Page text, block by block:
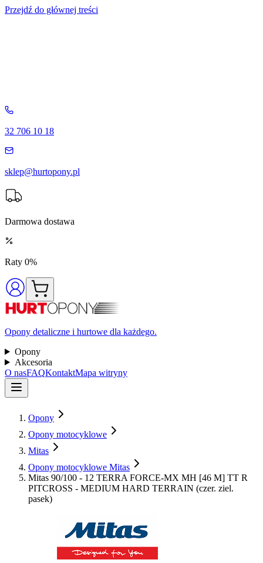
Przejdź do głównej treści
32 706 10 18
sklep@hurtopony.pl
Darmowa dostawa
Raty 0%
Opony detaliczne i hurtowe dla każdego.
Opony
Akcesoria
O nasFAQKontaktMapa witryny
Opony
Opony motocyklowe
Mitas
Opony motocyklowe Mitas
Mitas 90/100 - 12 TERRA FORCE-MX MH [46 M] TT R
PITCROSS - MEDIUM HARD TERRAIN (czer. ziel.
pasek)